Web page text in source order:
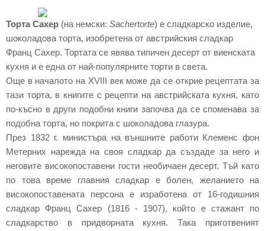
Торта Сахер (на немски: Sachertorte) е сладкарско изделие,
шоколадова торта, изобретена от австрийския сладкар
Франц Сахер. Тортата се явява типичен десерт от виенската
кухня и е една от най-популярните торти в света.
Още в началото на XVIII век може да се открие рецептата за
тази торта, в книгите с рецепти на австрийската кухня, като
по-късно в други подобни книги започва да се споменава за
подобна торта, но покрита с шоколадова глазура.
През 1832 г. министъра на външните работи Клеменс фон
Метерних нарежда на своя сладкар да създаде за него и
неговите високопоставени гости необичаен десерт. Тъй като
по това време главния сладкар е болен, желанието на
високопоставената персона е изработена от 16-годишния
сладкар Франц Сахер (1816 - 1907), който е стажант по
сладкарство в придворната кухня. Така приготвеният